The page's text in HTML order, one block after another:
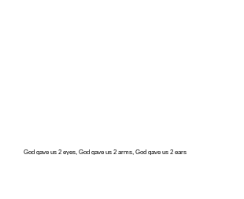
God gave us 2 eyes, God gave us 2 arms, God gave us 2 ears